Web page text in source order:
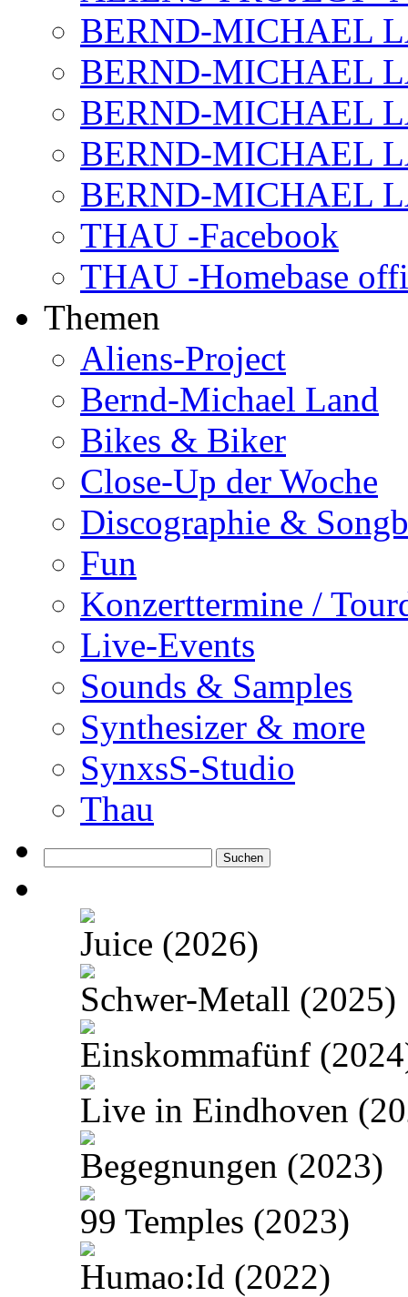
BERND-MICHAEL
BERND-MICHAEL
BERND-MICHAEL
BERND-MICHAEL
BERND-MICHAEL
THAU -Facebook
THAU -Homebase
Themen
Aliens-Project
Bernd-Michael Land
Bikes & Biker
Close-Up der Woche
Discographie &
Fun
Konzerttermine /
Live-Events
Sounds & Samples
Synthesizer & more
SynxsS-Studio
Thau
nach:
Juice (2026)
Schwer-Metall (2025)
Einskommafünf
Live in Eindhoven
Begegnungen (2023)
99 Temples (2023)
Humao:Id (2022)